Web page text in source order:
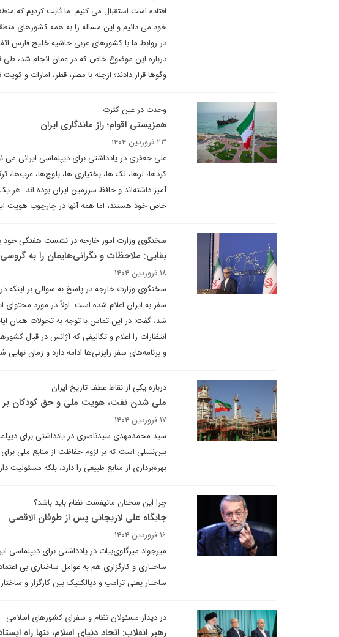
افتاده است استقبال می کنیم. ما ثابت کردیم که
خود می دانیم و این مساله را به همه کشورهای
در روابط ما با کشورهای عربی حاشیه خلیج فارس
درباره این موضوع خاص که در عمان انجام شد، طی
وگوها قرار دادند؛ ازجله با مصر، قطر، امارات و
وحدت در عین کثرت
همزیستی اقوام؛ راز ماندگاری ایران
۲۳ فروردین ۱۴۰۴
علی جعفری در یادداشتی برای دیپلماسی ایرانی
کردها، لرها، لک ها، بختیاری ها، بلوچ‌ها،
آمیز داشته‌اند و حافظ سرزمین ایران بوده اند.
خاص خود هستند، اما همه آنها در چارچوب هویت
سخنگوی وزارت امور خارجه در نشست هفتگی خود
بقایی: ملاحظات و نگرانی‌هایمان را به
۱۸ فروردین ۱۴۰۴
سخنگوی وزارت خارجه در پاسخ به سوالی بر
سفر به ایران اعلام شده است. اولاً در مورد
شد، گفت: در این تماس با توجه به تحولات همان
انتظارات را اعلام و تکالیفی که آژانس در قبال
و برنامه‌های سفر رایزنی‌ها ادامه دارد و زمان
درباره یکی از نقاط عطف تاریخ ایران
ملی شدن نفت، هویت ملی و حق کودکان بر
۱۷ فروردین ۱۴۰۴
سید محمدمهدی سیدناصری در یادداشتی برای
بین‌نسلی است که بر لزوم حفاظت از منابع ملی
بهره‌برداری از منابع طبیعی را دارد، بلکه
چرا این سخنان مانیفست نظام باید باشد؟
جایگاه علی لاریجانی پس از طوفان الاقصی
۱۶ فروردین ۱۴۰۴
میرجواد میرگلوی‌بیات در یادداشتی برای
ساختاری و کارگزاری هم به عوامل ساختاری بی
ساختار یعنی ترامپ و دیالکتیک بین کارگزار و
در دیدار مسئولان نظام و سفرای کشورهای اسلامی
رهبر انقلاب: اتحاد دنیای اسلام، تنها راه